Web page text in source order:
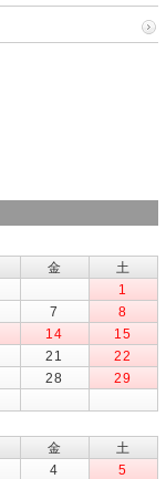
金
土
1
7
8
14
15
21
22
28
29
金
土
4
5